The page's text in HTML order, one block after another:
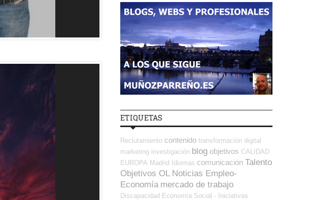
ETIQUETAS
Reclutamiento contenido transformación digital
marketing investigación blog objetivos CALIDAD
EUROPA Madrid Idiomas comunicación Talento
Objetivos OL Noticias Empleo-
Economía mercado de trabajo
Discapacidad Economía Social - Iniciativas